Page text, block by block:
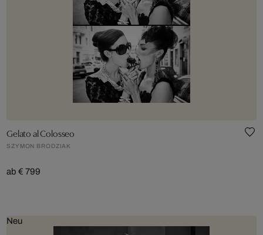
Gelato al Colosseo
SZYMON BRODZIAK
ab € 799
Neu